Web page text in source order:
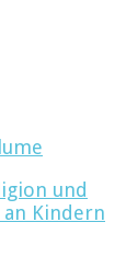
und
Kindern